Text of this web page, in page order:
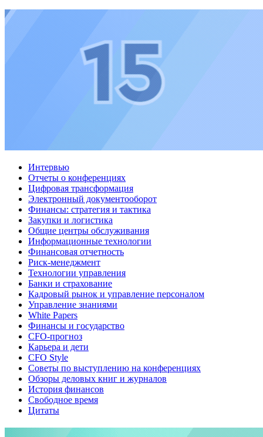
Интервью
Отчеты о конференциях
Цифровая трансформация
Электронный документооборот
Финансы: стратегия и тактика
Закупки и логистика
Общие центры обслуживания
Информационные технологии
Финансовая отчетность
Риск-менеджмент
Технологии управления
Банки и страхование
Кадровый рынок и управление персоналом
Управление знаниями
White Papers
Финансы и государство
CFO-прогноз
Карьера и дети
CFO Style
Советы по выступлению на конференциях
Обзоры деловых книг и журналов
История финансов
Свободное время
Цитаты